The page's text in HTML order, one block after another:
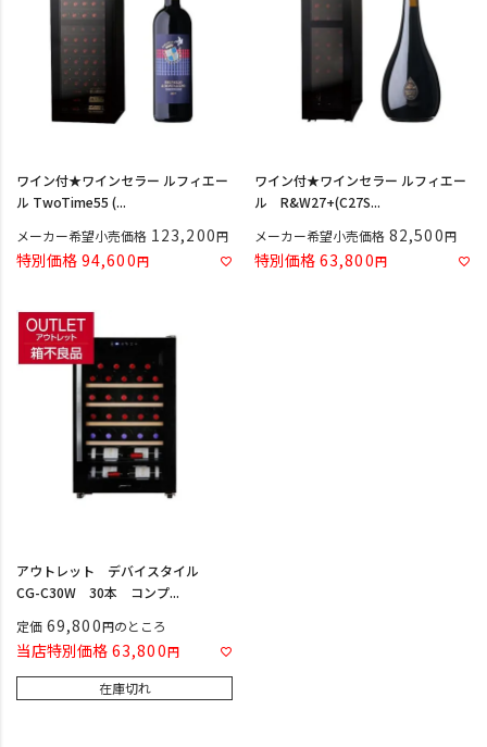
ワイン付★ワインセラー ルフィエー
ル TwoTime55 (...
メーカー希望小売価格 123,200
特別価格 94,600
ワイン付★ワインセラー ルフィエー
ル R&W27+(C27S...
メーカー希望小売価格 82,500
特別価格 63,800
アウトレット デバイスタイル
CG-C30W 30本 コンプ...
定価 69,800 のところ
当店特別価格 63,800
在庫切れ